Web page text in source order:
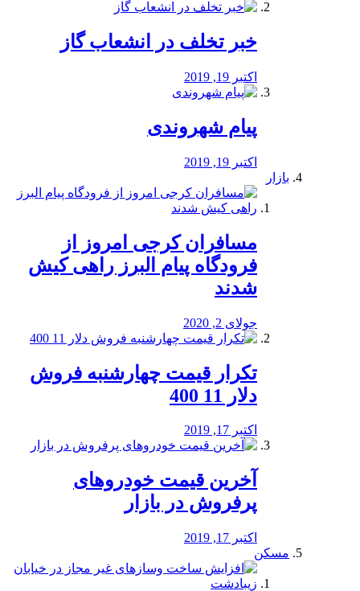
خبر تخلف در انشعاب گاز
اکتبر 19, 2019
پیام شهروندی
اکتبر 19, 2019
بازار
مسافران کرجی امروز از
فرودگاه پیام البرز راهی کیش
شدند
جولای 2, 2020
تکرار قیمت چهارشنبه فروش
دلار 11 400
اکتبر 17, 2019
آخرین قیمت خودرو‌های
پرفروش در بازار
اکتبر 17, 2019
مسکن